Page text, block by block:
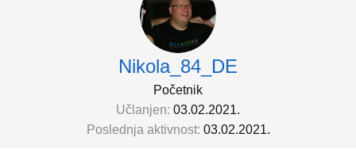
Nikola_84_DE
Početnik
Učlanjen 03.02.2021.
Poslednja aktivnost 03.02.2021.